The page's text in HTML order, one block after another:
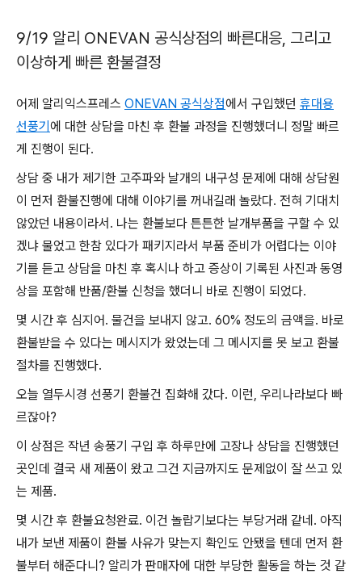
9/19 알리 ONEVAN 공식상점의 빠른대응, 그리고
이상하게 빠른 환불결정
어제 알리익스프레스 ONEVAN 공식상점에서 구입했던 휴대용
선풍기에 대한 상담을 마친 후 환불 과정을 진행했더니 정말 빠르
게 진행이 된다.
상담 중 내가 제기한 고주파와 날개의 내구성 문제에 대해 상담원
이 먼저 환불진행에 대해 이야기를 꺼내길래 놀랐다. 전혀 기대치
않았던 내용이라서. 나는 환불보다 튼튼한 날개부품을 구할 수 있
겠냐 물었고 한참 있다가 패키지라서 부품 준비가 어렵다는 이야
기를 듣고 상담을 마친 후 혹시나 하고 증상이 기록된 사진과 동영
상을 포함해 반품/환불 신청을 했더니 바로 진행이 되었다.
몇 시간 후 심지어. 물건을 보내지 않고. 60% 정도의 금액을. 바로
환불받을 수 있다는 메시지가 왔었는데 그 메시지를 못 보고 환불
절차를 진행했다.
오늘 열두시경 선풍기 환불건 집화해 갔다. 이런, 우리나라보다 빠
르잖아?
이 상점은 작년 송풍기 구입 후 하루만에 고장나 상담을 진행했던
곳인데 결국 새 제품이 왔고 그건 지금까지도 문제없이 잘 쓰고 있
는 제품.
몇 시간 후 환불요청완료. 이건 놀랍기보다는 부당거래 같네. 아직
내가 보낸 제품이 환불 사유가 맞는지 확인도 안됐을 텐데 먼저 환
불부터 해준다니? 알리가 판매자에 대한 부당한 활동을 하는 것 같